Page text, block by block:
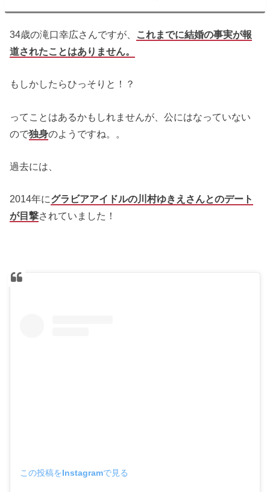
34歳の滝口幸広さんですが、 これまでに結婚の事実が報
道されたことはありません。
もしかしたらひっそりと！？
ってことはあるかもしれませんが、公にはなっていない
ので独身のようですね。。
過去には、
2014年にグラビアアイドルの川村ゆきえさんとのデート
が目撃されていました！
この投稿をInstagramで見る